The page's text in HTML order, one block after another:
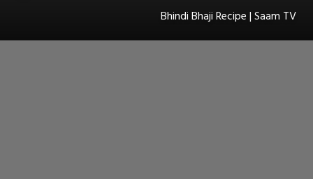
Bhindi Bhaji Recipe | Saam TV